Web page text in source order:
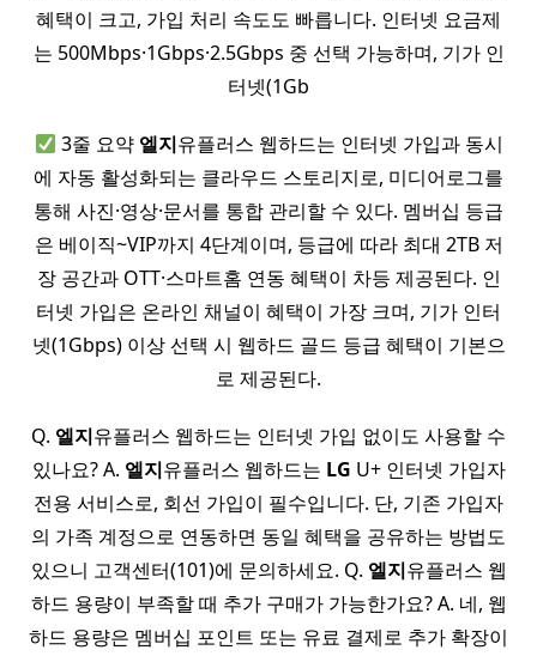
혜택이 크고, 가입 처리 속도도 빠릅니다. 인터넷 요금제
는 500Mbps·1Gbps·2.5Gbps 중 선택 가능하며, 기가 인
터넷(1Gb
3줄 요약 엘지유플러스 웹하드는 인터넷 가입과 동시
에 자동 활성화되는 클라우드 스토리지로, 미디어로그를
통해 사진·영상·문서를 통합 관리할 수 있다. 멤버십 등급
은 베이직~VIP까지 4단계이며, 등급에 따라 최대 2TB 저
장 공간과 OTT·스마트홈 연동 혜택이 차등 제공된다. 인
터넷 가입은 온라인 채널이 혜택이 가장 크며, 기가 인터
넷(1Gbps) 이상 선택 시 웹하드 골드 등급 혜택이 기본으
로 제공된다.
Q. 엘지유플러스 웹하드는 인터넷 가입 없이도 사용할 수
있나요? A. 엘지유플러스 웹하드는 LG U+ 인터넷 가입자
전용 서비스로, 회선 가입이 필수입니다. 단, 기존 가입자
의 가족 계정으로 연동하면 동일 혜택을 공유하는 방법도
있으니 고객센터(101)에 문의하세요. Q. 엘지유플러스 웹
하드 용량이 부족할 때 추가 구매가 가능한가요? A. 네, 웹
하드 용량은 멤버십 포인트 또는 유료 결제로 추가 확장이